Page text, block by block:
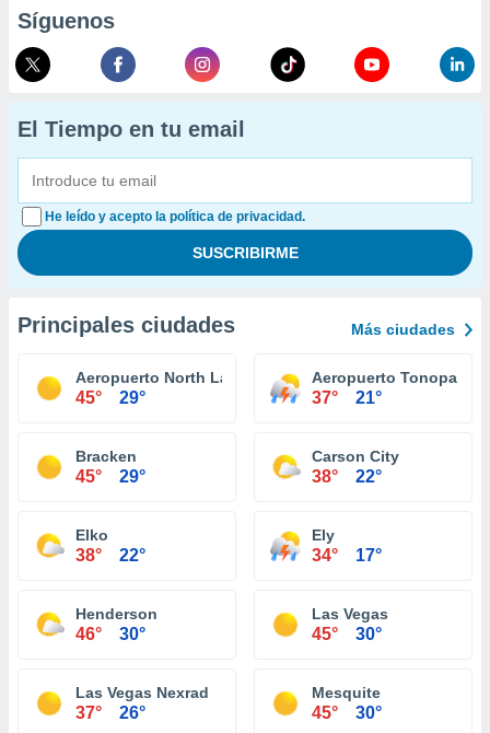
Síguenos
El Tiempo en tu email
He leído y acepto la política de privacidad.
Principales ciudades Más ciudades
Aeropuerto North Las Vegas
45° 29°
Aeropuerto Tonopah
37° 21°
Bracken
45° 29°
Carson City
38° 22°
Elko
38° 22°
Ely
34° 17°
Henderson
46° 30°
Las Vegas
45° 30°
Las Vegas Nexrad
37° 26°
Mesquite
45° 30°